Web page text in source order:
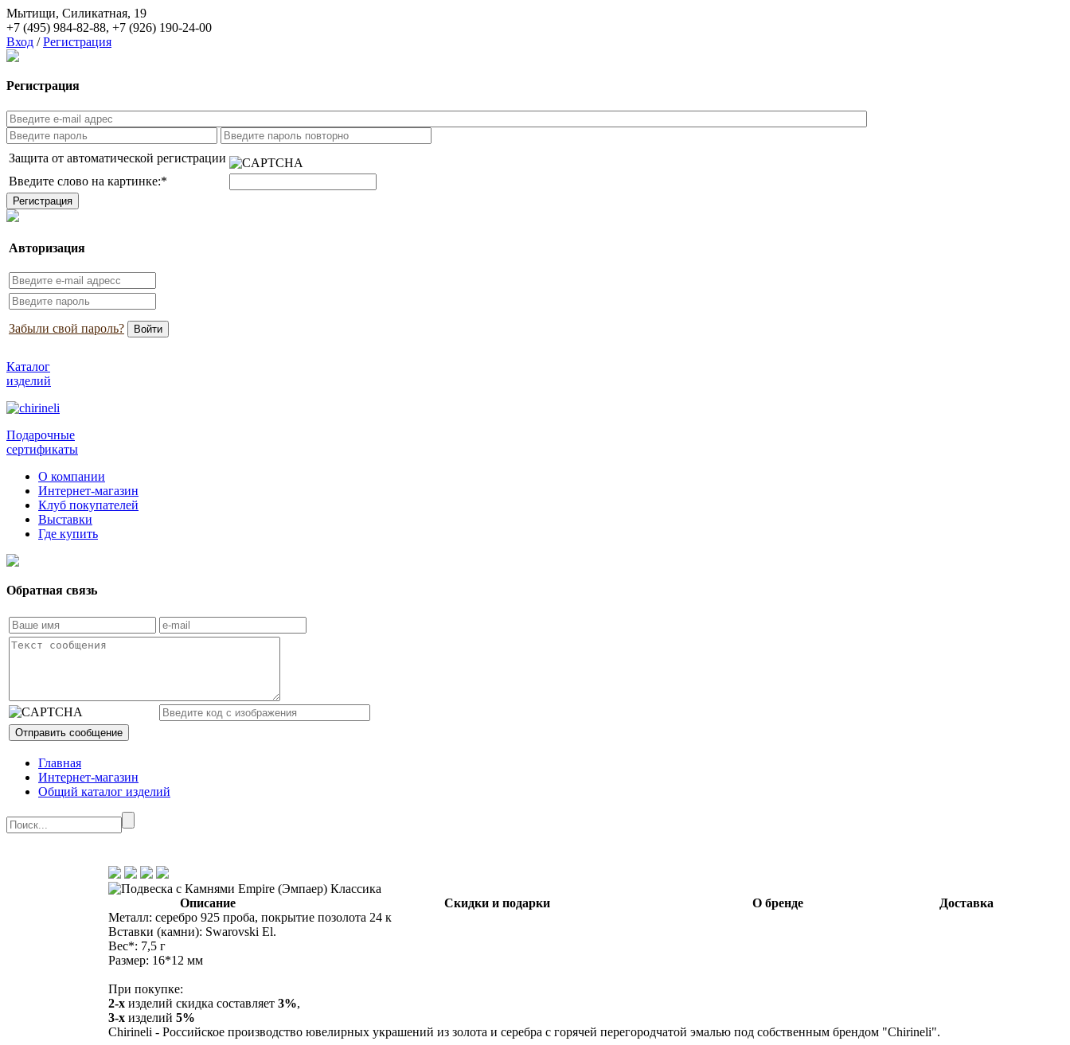
Мытищи, Силикатная, 19
+7 (495) 984-82-88, +7 (926) 190-24-00
Вход / Регистрация
Регистрация
Защита от автоматической регистрации
Введите слово на картинке:*
Авторизация
Забыли свой пароль?
Каталог
изделий
Подарочные
сертификаты
О компании
Интернет-магазин
Клуб покупателей
Выставки
Где купить
Обратная связь
Главная
Интернет-магазин
Общий каталог изделий
Описание Скидки и подарки О бренде
Доставка
Металл: серебро 925 проба, покрытие позолота 24 к
Вставки (камни): Swarovski El.
Вес*: 7,5 г
Размер: 16*12 мм
При покупке:
2-х изделий скидка составляет 3%,
3-х изделий 5%
Chirineli - Российское производство ювелирных украшений из золота и серебра с горячей перегородчатой эмалью под собственным брендом "Chirineli".